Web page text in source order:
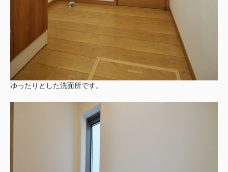
ゆったりとした洗面所です。